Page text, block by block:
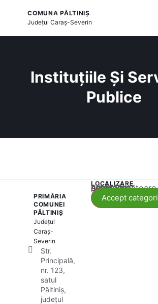
COMUNA PĂLTINIȘ
JudețulCaraș-Severin
Instituțiile Și
Publice
PRIMĂRIA
COMUNEI
PĂLTINIȘ
Județul
Caraș-
Severin
Str.
Principală,
nr. 123,
satul
Păltiniș,
județul
LOCALIZARE
Acest conținut este blocat până când acceptați categoria corespunzătoare de cookie-uri.
Accept